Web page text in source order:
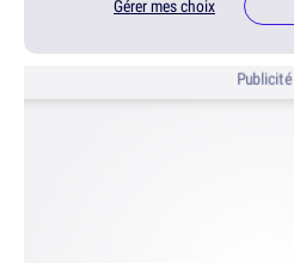
Gérer mes choix
Publicité